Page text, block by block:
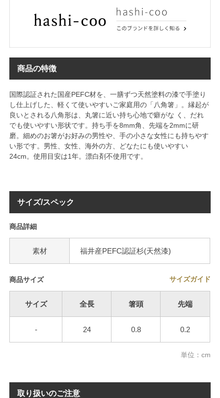
商品の特徴
国際認証された国産PEFC材を、一膳ずつ天然塗料の漆で手塗り
し仕上げした、軽くて使いやすいご家庭用の「八角箸」。縁起が
良いとされる八角形は、丸箸に近い持ち心地で癖がな く、だれ
でも使いやすい形状です。持ち手を8mm角、先端を2mmに研
磨。細めのお箸がお好みの男性や、手の小さな女性にも持ちやす
い形です。男性、女性、海外の方、どなたにも使いやすい
24cm。使用目安は1年。漂白剤不使用です。
サイズ/スペック
商品詳細
素材 福井産PEFC認証杉(天然漆)
商品サイズ サイズガイド
サイズ 全長 箸頭 先端
- 24 0.8 0.2
単位：cm
取り扱いのご注意